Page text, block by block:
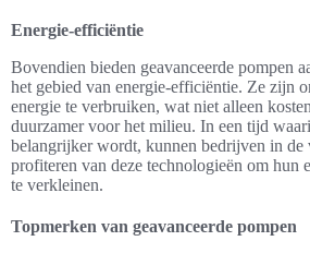
Energie-efficiëntie
Bovendien bieden geavanceerde pompen
het gebied van energie-efficiëntie. Ze zijn
energie te verbruiken, wat niet alleen
duurzamer voor het milieu. In een tijd
belangrijker wordt, kunnen bedrijven in de
profiteren van deze technologieën om hun
te verkleinen.
Topmerken van geavanceerde pompen